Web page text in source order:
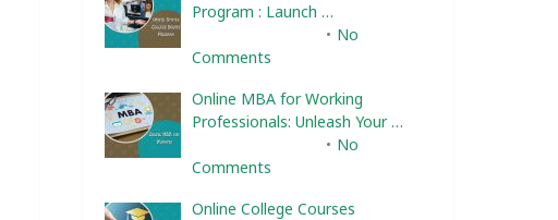
Program : Launch …
No
Comments
Online MBA for Working
Professionals: Unleash Your …
No
Comments
Online College Courses